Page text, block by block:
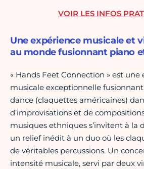
Une expérience musicale et
au monde fusionnant piano
« Hands Feet Connection » est une
musicale exceptionnelle
dance (claquettes américaines)
d’improvisations et de
musiques ethniques s’invitent à la
un relief inédit à un duo où les
de véritables percussions. Un
intensité musicale, servi par deux
VOIR LES INFOS